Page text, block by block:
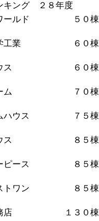
キング ２８年度
ワールド ５０棟
学工業 ６０棟
ウス ６０棟
ーム ７０棟
ムハウス ７５棟
ウス ８５棟
ーピース ８５棟
ストワン ８５棟
務店 １３０棟